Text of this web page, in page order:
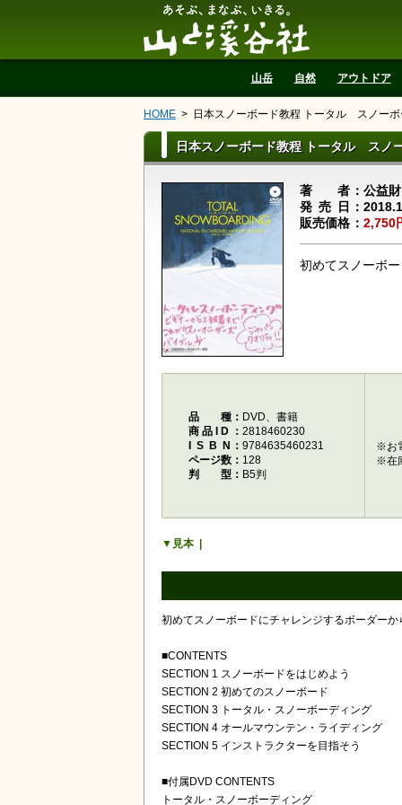
山岳 自然 アウトドア
HOME 日本スノーボード教程 トータル スノーボ
日本スノーボード教程 トータル スノ
著者公益
発売日
販売価格
2,750
初めてスノーボ
品種DVD、書籍
商品ID
2818460230
ISBN
9784635460231
ページ数
128
判型B5判
※お
※在
見本
初めてスノーボードにチャレンジするボーダー
■CONTENTS
SECTION 1 スノーボードをはじめよう
SECTION 2 初めてのスノーボード
SECTION 3 トータル・スノーボーディング
SECTION 4 オールマウンテン・ライディング
SECTION 5 インストラクターを目指そう
■付属DVD CONTENTS
トータル・スノーボーディング